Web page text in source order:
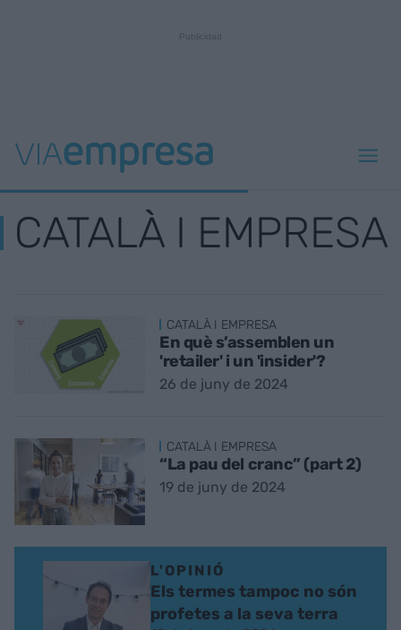
CATALÀ I EMPRESA
CATALÀ I EMPRESA
En què s’assemblen un
'retailer' i un 'insider'?
26 de juny de 2024
CATALÀ I EMPRESA
“La pau del cranc” (part 2)
19 de juny de 2024
L'OPINIÓ
Els termes tampoc no són
profetes a la seva terra